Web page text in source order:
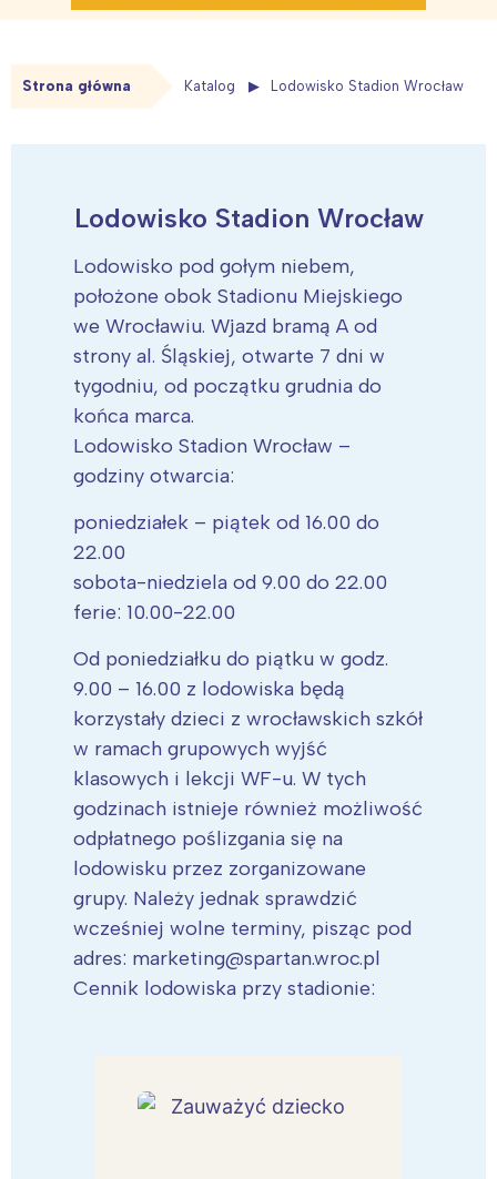
Strona główna Katalog Lodowisko Stadion Wrocław
Lodowisko Stadion Wrocław
Lodowisko pod gołym niebem,
położone obok Stadionu Miejskiego
we Wrocławiu. Wjazd bramą A od
strony al. Śląskiej, otwarte 7 dni w
tygodniu, od początku grudnia do
końca marca.
Lodowisko Stadion Wrocław –
godziny otwarcia:
poniedziałek – piątek od 16.00 do
22.00
sobota-niedziela od 9.00 do 22.00
ferie: 10.00-22.00
Od poniedziałku do piątku w godz.
9.00 – 16.00 z lodowiska będą
korzystały dzieci z wrocławskich szkół
w ramach grupowych wyjść
klasowych i lekcji WF-u. W tych
godzinach istnieje również możliwość
odpłatnego poślizgania się na
lodowisku przez zorganizowane
grupy. Należy jednak sprawdzić
wcześniej wolne terminy, pisząc pod
adres: marketing@spartan.wroc.pl
Cennik lodowiska przy stadionie: